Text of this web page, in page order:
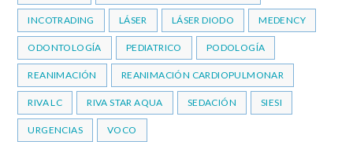
INCOTRADING LÁSER LÁSER DIODO MEDENCY
ODONTOLOGÍA PEDIATRICO PODOLOGÍA
REANIMACIÓN REANIMACIÓN CARDIOPULMONAR
RIVA LC RIVA STAR AQUA SEDACIÓN SIESI
URGENCIAS VOCO